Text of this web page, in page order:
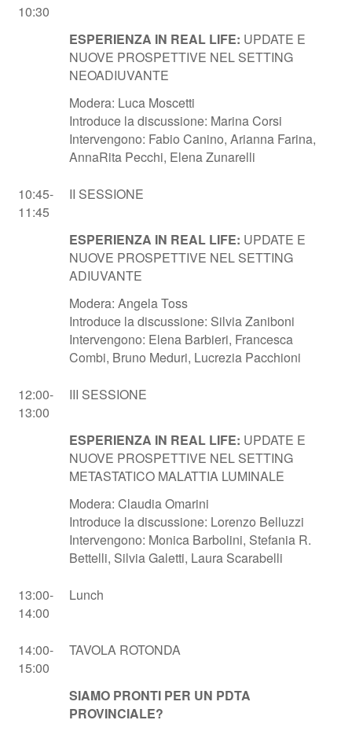
10:30
ESPERIENZA IN REAL LIFE: UPDATE E
NUOVE PROSPETTIVE NEL SETTING
NEOADIUVANTE
Modera: Luca Moscetti
Introduce la discussione: Marina Corsi
Intervengono: Fabio Canino, Arianna Farina,
AnnaRita Pecchi, Elena Zunarelli
10:45-
11:45
II SESSIONE
ESPERIENZA IN REAL LIFE: UPDATE E
NUOVE PROSPETTIVE NEL SETTING
ADIUVANTE
Modera: Angela Toss
Introduce la discussione: Silvia Zaniboni
Intervengono: Elena Barbieri, Francesca
Combi, Bruno Meduri, Lucrezia Pacchioni
12:00-
13:00
III SESSIONE
ESPERIENZA IN REAL LIFE: UPDATE E
NUOVE PROSPETTIVE NEL SETTING
METASTATICO MALATTIA LUMINALE
Modera: Claudia Omarini
Introduce la discussione: Lorenzo Belluzzi
Intervengono: Monica Barbolini, Stefania R.
Bettelli, Silvia Galetti, Laura Scarabelli
13:00-
14:00
Lunch
14:00-
15:00
TAVOLA ROTONDA
SIAMO PRONTI PER UN PDTA
PROVINCIALE?